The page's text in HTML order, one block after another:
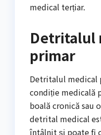
medical terțiar.
Detritalul
primar
Detritalul medical
condiție medicală
boală cronică sau
detrital medical
întâlnit și poate fi